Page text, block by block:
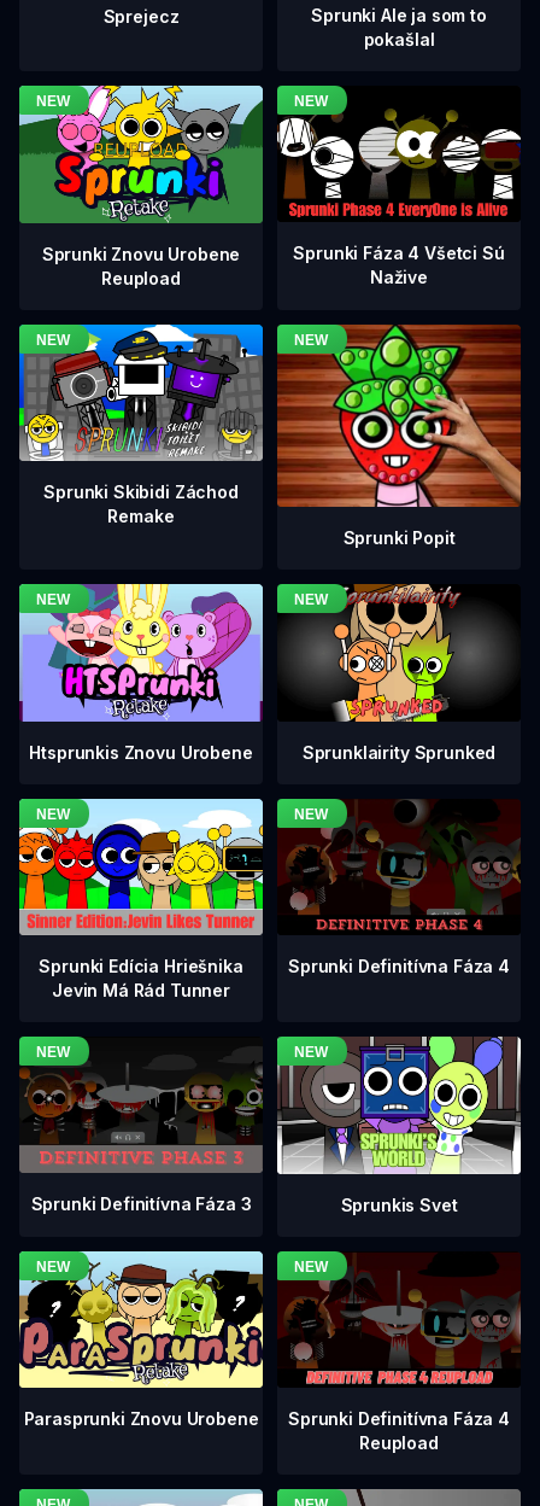
Sprejecz
Sprunki Ale ja som to
pokašlal
Sprunki Znovu Urobene
Reupload
Sprunki Fáza 4 Všetci Sú
Nažive
Sprunki Skibidi Záchod
Remake
Sprunki Popit
Htsprunkis Znovu Urobene Sprunklairity Sprunked
Sprunki Edícia Hriešnika
Jevin Má Rád Tunner
Sprunki Definitívna Fáza 4
Sprunki Definitívna Fáza 3 Sprunkis Svet
Parasprunki Znovu Urobene
Sprunki Definitívna Fáza 4
Reupload